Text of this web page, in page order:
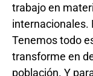
trabajo en
internacionales.
Tenemos todo
transforme en
población. Y